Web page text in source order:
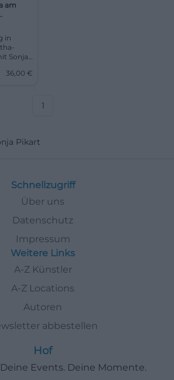
am
in
Sonja
2026
36,00 €
1
Pikart
Schnellzugriff
Über uns
Datenschutz
Impressum
Weitere Links
A-Z Künstler
A-Z Locations
Autoren
abbestellen
Hof
Events. Deine Momente.